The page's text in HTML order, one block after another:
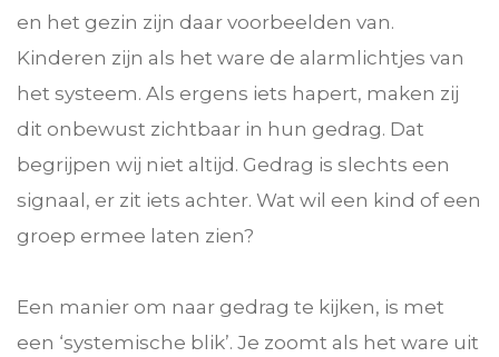
en het gezin zijn daar voorbeelden van.
Kinderen zijn als het ware de alarmlichtjes van
het systeem. Als ergens iets hapert, maken zij
dit onbewust zichtbaar in hun gedrag. Dat
begrijpen wij niet altijd. Gedrag is slechts een
signaal, er zit iets achter. Wat wil een kind of een
groep ermee laten zien?
Een manier om naar gedrag te kijken, is met
een ‘systemische blik’. Je zoomt als het ware uit